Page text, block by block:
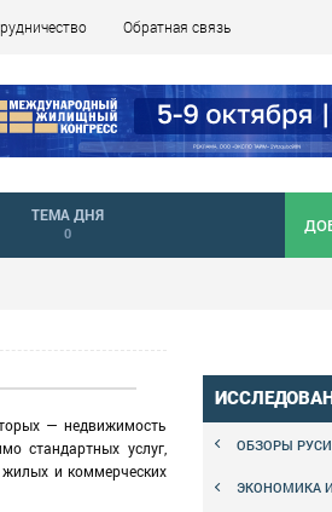
Обратная связь
ТЕМА ДНЯ
0
— недвижимость
стандартных услуг,
и коммерческих
ОБЗОРЫ
ЭКОНОМИКА